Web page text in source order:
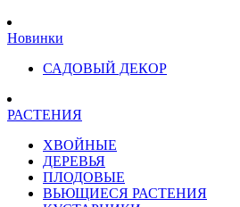
Новинки
САДОВЫЙ ДЕКОР
РАСТЕНИЯ
ХВОЙНЫЕ
ДЕРЕВЬЯ
ПЛОДОВЫЕ
ВЬЮЩИЕСЯ РАСТЕНИЯ